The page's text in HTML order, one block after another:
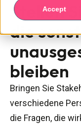
Accept
Stellen
die sonst
bleiben
Bringen Sie
verschiedene
die Fragen, die